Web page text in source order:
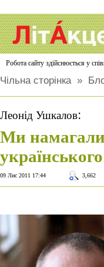
Робота сайту здійснюється у
Чільна сторінка»
Леонід Ушкалов:
Ми
09 Лис 2011 17:44 3,662